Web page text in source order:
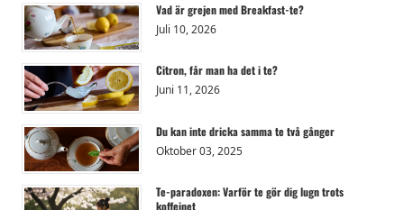
Vad är grejen med Breakfast-te?
Juli 10, 2026
Citron, får man ha det i te?
Juni 11, 2026
Du kan inte dricka samma te två gånger
Oktober 03, 2025
Te-paradoxen: Varför te gör dig lugn trots
koffeinet